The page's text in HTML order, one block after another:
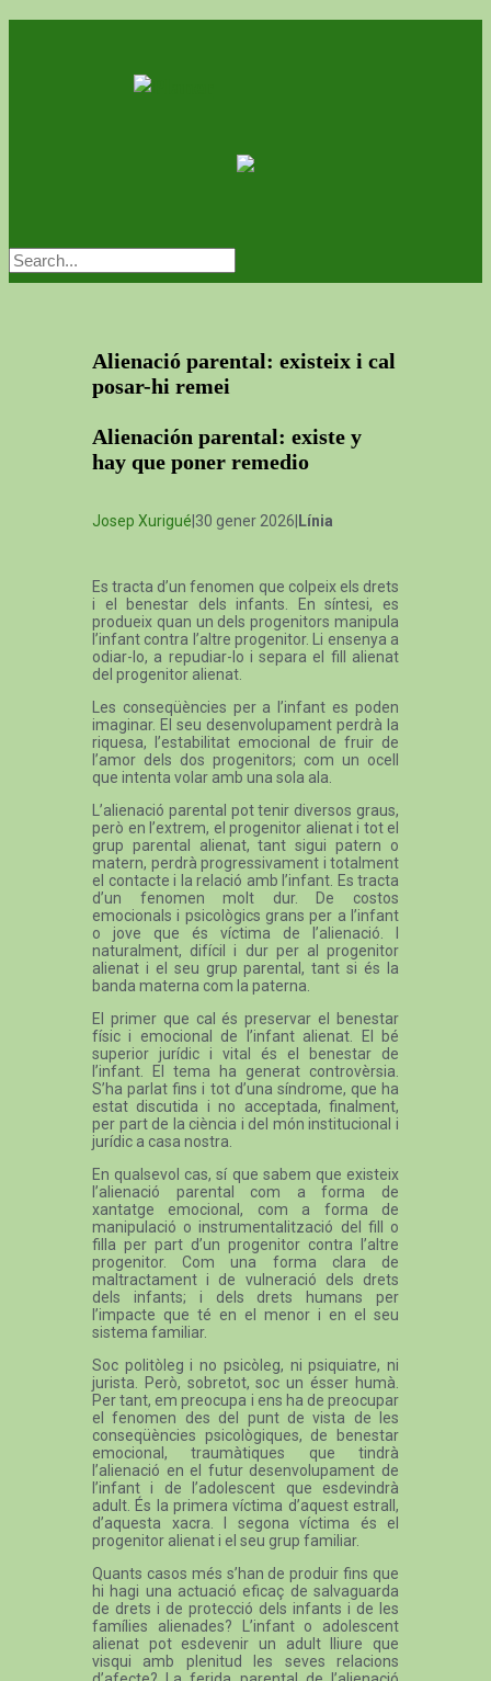
Alienació parental: existeix i cal
posar-hi remei
Alienación parental: existe y
hay que poner remedio
Josep Xurigué |30 gener 2026| Línia
Es tracta d’un fenomen que colpeix els drets
i el benestar dels infants. En síntesi, es
produeix quan un dels progenitors manipula
l’infant contra l’altre progenitor. Li ensenya a
odiar-lo, a repudiar-lo i separa el fill alienat
del progenitor alienat.
Les conseqüències per a l’infant es poden
imaginar. El seu desenvolupament perdrà la
riquesa, l’estabilitat emocional de fruir de
l’amor dels dos progenitors; com un ocell
que intenta volar amb una sola ala.
L’alienació parental pot tenir diversos graus,
però en l’extrem, el progenitor alienat i tot el
grup parental alienat, tant sigui patern o
matern, perdrà progressivament i totalment
el contacte i la relació amb l’infant. Es tracta
d’un fenomen molt dur. De costos
emocionals i psicològics grans per a l’infant
o jove que és víctima de l’alienació. I
naturalment, difícil i dur per al progenitor
alienat i el seu grup parental, tant si és la
banda materna com la paterna.
El primer que cal és preservar el benestar
físic i emocional de l’infant alienat. El bé
superior jurídic i vital és el benestar de
l’infant. El tema ha generat controvèrsia.
S’ha parlat fins i tot d’una síndrome, que ha
estat discutida i no acceptada, finalment,
per part de la ciència i del món institucional i
jurídic a casa nostra.
En qualsevol cas, sí que sabem que existeix
l’alienació parental com a forma de
xantatge emocional, com a forma de
manipulació o instrumentalització del fill o
filla per part d’un progenitor contra l’altre
progenitor. Com una forma clara de
maltractament i de vulneració dels drets
dels infants; i dels drets humans per
l’impacte que té en el menor i en el seu
sistema familiar.
Soc politòleg i no psicòleg, ni psiquiatre, ni
jurista. Però, sobretot, soc un ésser humà.
Per tant, em preocupa i ens ha de preocupar
el fenomen des del punt de vista de les
conseqüències psicològiques, de benestar
emocional, traumàtiques que tindrà
l’alienació en el futur desenvolupament de
l’infant i de l’adolescent que esdevindrà
adult. És la primera víctima d’aquest estrall,
d’aquesta xacra. I segona víctima és el
progenitor alienat i el seu grup familiar.
Quants casos més s’han de produir fins que
hi hagi una actuació eficaç de salvaguarda
de drets i de protecció dels infants i de les
famílies alienades? L’infant o adolescent
alienat pot esdevenir un adult lliure que
visqui amb plenitud les seves relacions